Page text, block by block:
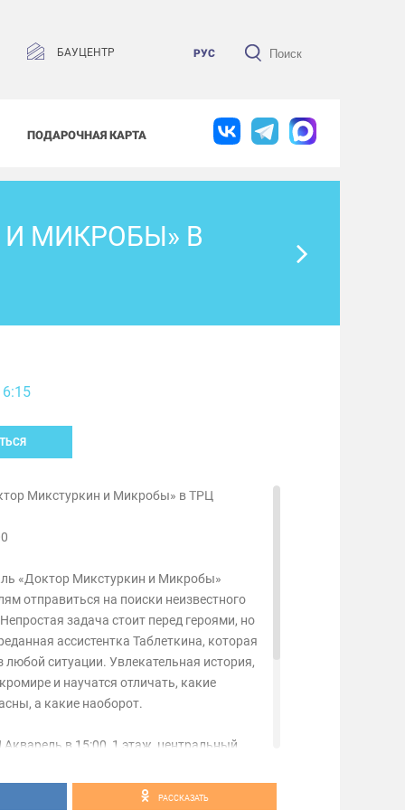
БАУЦЕНТР РУС
ПОДАРОЧНАЯ КАРТА
МИКРОБЫ» В
Микстуркин и Микробы» в ТРЦ
«Доктор Микстуркин и Микробы»
отправиться на поиски неизвестного
задача стоит перед героями, но
ассистентка Таблеткина, которая
любой ситуации. Увлекательная история,
и научатся отличать, какие
а какие наоборот.
в 15:00, 1 этаж, центральный
event/2516650/
РАССКАЗАТЬ